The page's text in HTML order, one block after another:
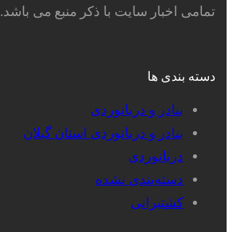
تمامی اخبار سایت با ذکر منبع می باشد.
دسته بندی ها
بنادر و دریانوردی
بنادر و دریانوردی استان گیلان
دریانوردی
دسته‌بندی نشده
کشتیرانی